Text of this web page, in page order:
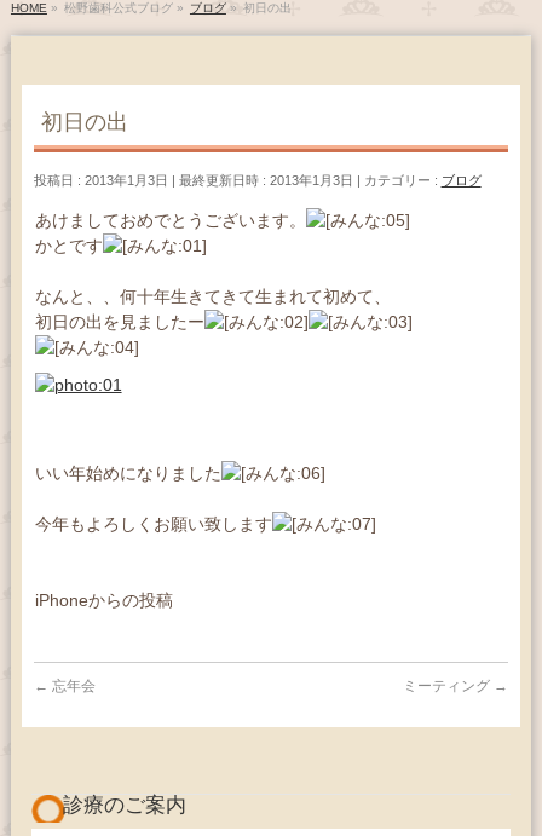
HOME » 松野歯科公式ブログ» ブログ» 初日の出
初日の出
投稿日 : 2013年1月3日 最終更新日時 : 2013年1月3日 カテゴリー : ブログ
あけましておめでとうございます。
かとです
なんと、、何十年生きてきて生まれて初めて、
初日の出を見ましたー
いい年始めになりました
今年もよろしくお願い致します
iPhoneからの投稿
← 忘年会 ミーティング →
診療のご案内